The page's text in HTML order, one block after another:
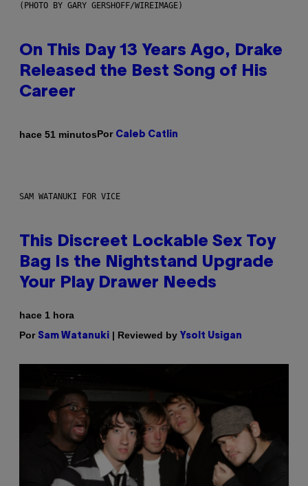
(PHOTO BY GARY GERSHOFF/WIREIMAGE)
On This Day 13 Years Ago, Drake
Released the Best Song of His
Career
hace 51 minutosPor Caleb Catlin
SAM WATANUKI FOR VICE
This Discreet Lockable Sex Toy
Bag Is the Nightstand Upgrade
Your Play Drawer Needs
hace 1 hora
Por Sam Watanuki | Reviewed by Ysolt Usigan